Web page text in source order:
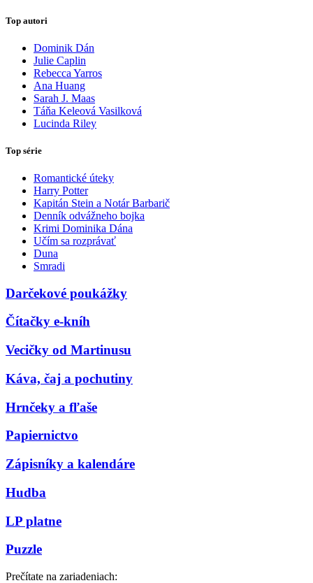
Top autori
Dominik Dán
Julie Caplin
Rebecca Yarros
Ana Huang
Sarah J. Maas
Táňa Keleová Vasilková
Lucinda Riley
Top série
Romantické úteky
Harry Potter
Kapitán Stein a Notár Barbarič
Denník odvážneho bojka
Krimi Dominika Dána
Učím sa rozprávať
Duna
Smradi
Darčekové poukážky
Čítačky e-kníh
Vecičky od Martinusu
Káva, čaj a pochutiny
Hrnčeky a fľaše
Papiernictvo
Zápisníky a kalendáre
Hudba
LP platne
Puzzle
Prečítate na zariadeniach: